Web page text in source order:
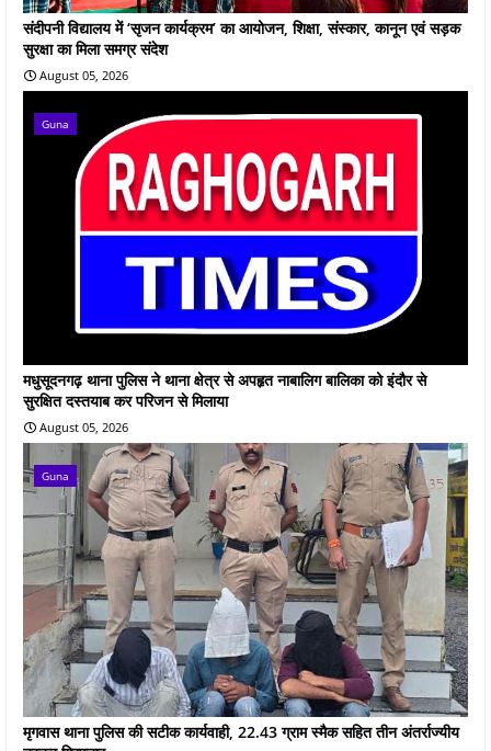
संदीपनी विद्यालय में ‘सृजन कार्यक्रम’ का आयोजन, शिक्षा, संस्कार, कानून एवं सड़क
सुरक्षा का मिला समग्र संदेश
August 05, 2026
Guna
मधुसूदनगढ़ थाना पुलिस ने थाना क्षेत्र से अपहृत नाबालिग बालिका को इंदौर से
सुरक्षित दस्तयाब कर परिजन से मिलाया
August 05, 2026
Guna
मृगवास थाना पुलिस की सटीक कार्यवाही, 22.43 ग्राम स्मैक सहित तीन अंतर्राज्यीय